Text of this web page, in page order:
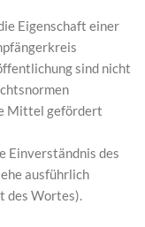
Eigenschaft einer
sind nicht
Mittel gefördert
Einverständnis des
ausführlich
des Wortes).